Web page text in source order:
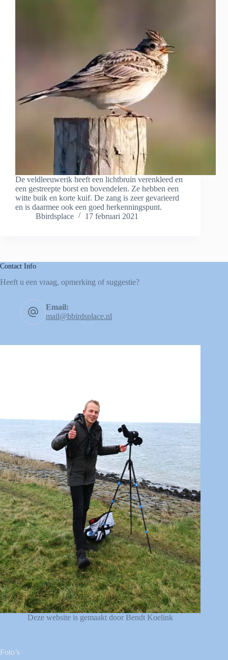
De veldleeuwerik heeft een lichtbruin verenkleed en
een gestreepte borst en bovendelen. Ze hebben een
witte buik en korte kuif. De zang is zeer gevarieerd
en is daarmee ook een goed herkenningspunt.
Bbirdsplace
17 februari 2021
Contact Info
Heeft u een vraag, opmerking of suggestie?
Email:
mail@bbirdsplace.nl
Deze website is gemaakt door Bendt Koelink
Foto’s